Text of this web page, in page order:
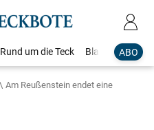
ABO
Rund um die Teck Blaulicht
Am Reußenstein endet eine